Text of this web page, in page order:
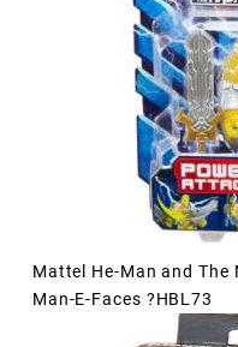
Mattel He-Man and The
Man-E-Faces ?HBL73